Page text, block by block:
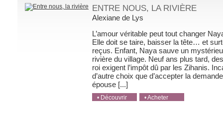
ENTRE NOUS, LA RIVIÈRE
Alexiane de Lys
L’amour véritable peut tout changer
Elle doit se taire, baisser la tête… et
reçus. Enfant, Naya sauve un
rivière du village. Neuf ans plus tard,
roi exigent l’impôt dû par les Zihanis.
d’autre choix que d’accepter la
épouse [...]
• Découvrir
• Acheter